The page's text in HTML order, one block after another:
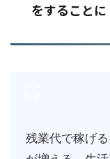
をすることに
残業代で稼げ